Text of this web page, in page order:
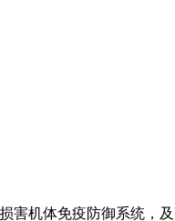
机体免疫防御系统